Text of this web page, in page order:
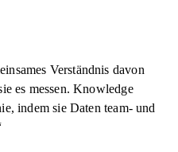
Verständnis davon
es messen. Knowledge
indem sie Daten team- und